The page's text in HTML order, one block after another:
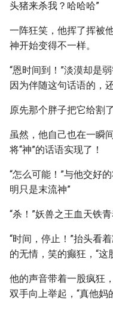
头猪来杀我？哈哈哈”
一阵狂笑，他挥了挥被
神开始变得不一样。
“恩时间到！”淡漠却是
因为伴随这句话语的，
原先那个胖子把它给割
虽然，他自己也在一瞬
将“神”的话语实现了！
“怎么可能！”与他交好
明只是末流神”
“杀！”妖兽之王血天铁
“时间，停止！”抬头看
的无情，笑的癫狂，“
他的声音带着一股疯狂
双手向上举起，“真他妈